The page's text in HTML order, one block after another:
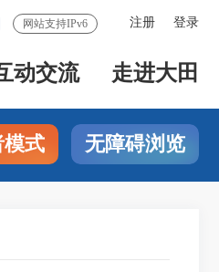
注册 登录
网站支持IPv6
动交流 走进大田
式 无障碍浏览